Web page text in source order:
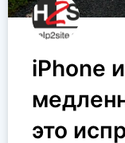
iPhone
это